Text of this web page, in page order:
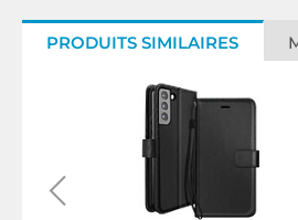
PRODUITS SIMILAIRES